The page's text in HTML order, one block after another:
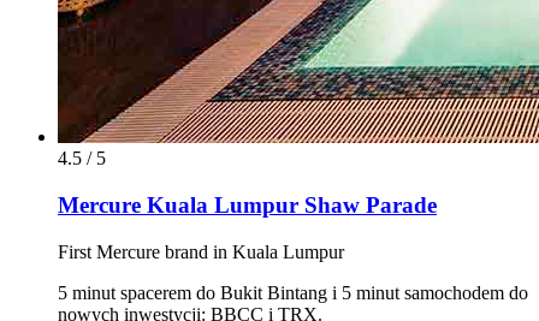
4.5 / 5
Mercure Kuala Lumpur Shaw Parade
First Mercure brand in Kuala Lumpur
5 minut spacerem do Bukit Bintang i 5 minut samochodem do
nowych inwestycji: BBCC i TRX.